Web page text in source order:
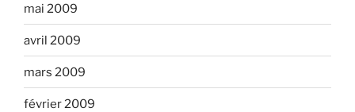
mai 2009
avril 2009
mars 2009
février 2009